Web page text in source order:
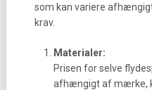
som kan variere
krav.
Materialer:
Prisen for selve
afhængigt af mærke,